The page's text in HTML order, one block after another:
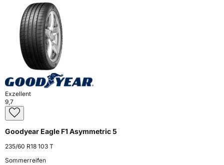
Exzellent
9,7
Goodyear Eagle F1 Asymmetric 5
235/60 R18 103 T
Sommerreifen